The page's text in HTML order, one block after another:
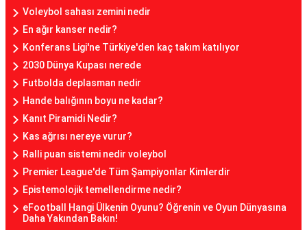
Voleybol sahası zemini nedir
En ağır kanser nedir?
Konferans Ligi'ne Türkiye'den kaç takım katılıyor
2030 Dünya Kupası nerede
Futbolda deplasman nedir
Hande balığının boyu ne kadar?
Kanıt Piramidi Nedir?
Kas ağrısı nereye vurur?
Ralli puan sistemi nedir voleybol
Premier League'de Tüm Şampiyonlar Kimlerdir
Epistemolojik temellendirme nedir?
eFootball Hangi Ülkenin Oyunu? Öğrenin ve Oyun Dünyasına
Daha Yakından Bakın!